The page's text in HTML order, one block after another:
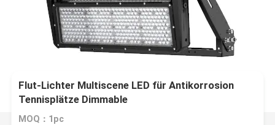
Flut-Lichter Multiscene LED für Antikorrosion
Tennisplätze Dimmable
MOQ：1pc